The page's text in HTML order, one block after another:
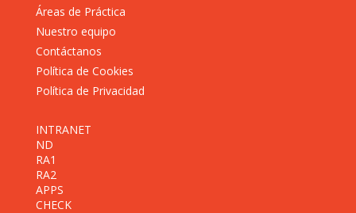
Áreas de Práctica
Nuestro equipo
Contáctanos
Política de Cookies
Política de Privacidad
INTRANET
ND
RA1
RA2
APPS
CHECK